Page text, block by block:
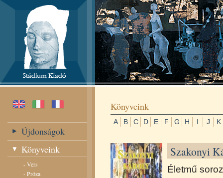
Újdonságok
Könyveink
-Vers
-Próza
Könyveink
A B C D E F G H I J K
Szakonyi
Életmű